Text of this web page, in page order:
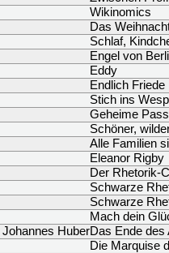
Wikinomics
Das
Schlaf,
Engel von
Eddy
Endlich
Stich ins
Geheime
Schöner,
Alle Familien
Eleanor Rigby
Der Rhetorik-
Schwarze
Schwarze
Mach dein
HuberDas Ende des
Die Marquise